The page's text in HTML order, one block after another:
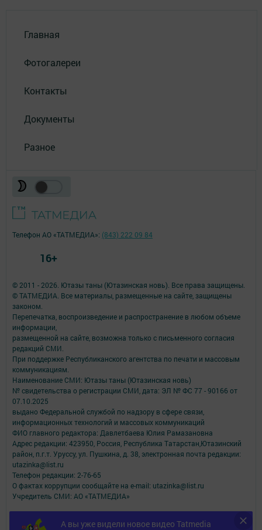
Главная
Фотогалереи
Контакты
Документы
Разное
А вы уже видели новое видео Tatmedia
© 2011 - 2026. Ютазы таны (Ютазинская новь). Все права защищены.
© ТАТМЕДИА. Все материалы, размещенные на сайте, защищены
законом.
Перепечатка, воспроизведение и распространение в любом объеме
информации,
размещенной на сайте, возможна только с письменного согласия
редакций СМИ.
При поддержке Республиканского агентства по печати и массовым
коммуникациям.
Наименование СМИ: Ютазы таны (Ютазинская новь)
№ свидетельства о регистрации СМИ, дата: ЭЛ № ФС 77 - 90166 от
07.10.2025
выдано Федеральной службой по надзору в сфере связи,
информационных технологий и массовых коммуникаций
ФИО главного редактора: Давлетбаева Юлия Рамазановна
Адрес редакции: 423950, Россия, Республика Татарстан,Ютазинский
район, п.г.т. Уруссу, ул. Пушкина, д. 38, электронная почта редакции:
utazinka@list.ru
Телефон редакции: 2-76-65
О фактах коррупции сообщайте на e-mail: utazinka@list.ru
Учредитель СМИ: АО «ТАТМЕДИА»
Антикоррупционная политика
АО «ТАТМЕДИА» использует «cookie»для персонализации сервисов и
Телефон АО «ТАТМЕДИА»: (843) 222 09 84
16+